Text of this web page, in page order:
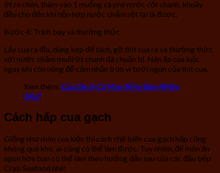
ớt ra chén, thêm vào 1 muỗng cà phê nước cốt chanh, khuấy
đều cho đến khi hỗn hợp nước chấm sệt lại là được.
Bước 4: Trình bày và thưởng thức
Lấy cua ra đĩa, dùng kẹp để tách, gỡ thịt cua ra và thưởng thức
với nước chấm muối ớt chanh đã chuẩn bị. Nên ăn cua luộc
ngay khi còn nóng để cảm nhận trọn vị tươi ngon của thịt cua.
Xem thêm: Cua Gạch Cà Mau Sống Bao Nhiêu
1Kg?
Cách hấp cua gạch
Giống như món cua luộc thì cách chế biến cua gạch hấp cũng
không quá khó, ai cũng có thể làm được. Tuy nhiên, để món ăn
ngon hơn bạn có thể làm theo hướng dẫn sau của các đầu bếp
Crab Seafood nhé!